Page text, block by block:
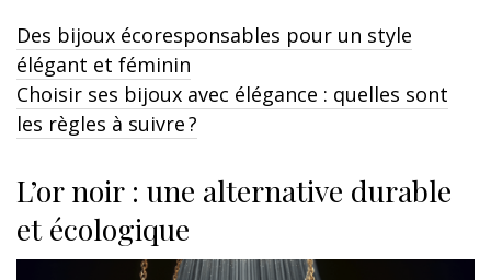
Des bijoux écoresponsables pour un style
élégant et féminin
Choisir ses bijoux avec élégance : quelles sont
les règles à suivre ?
L’or noir : une alternative durable
et écologique